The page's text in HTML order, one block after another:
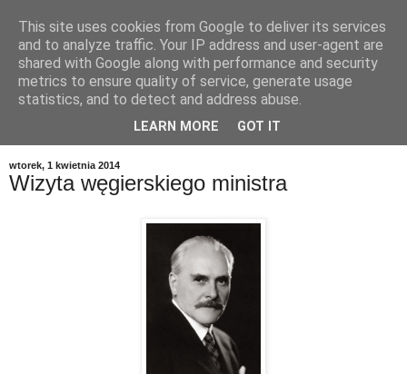
wtorek, 1 kwietnia 2014
Wizyta węgierskiego ministra
This site uses cookies from Google to deliver its services
and to analyze traffic. Your IP address and user-agent are
shared with Google along with performance and security
metrics to ensure quality of service, generate usage
statistics, and to detect and address abuse.
LEARN MORE GOT IT